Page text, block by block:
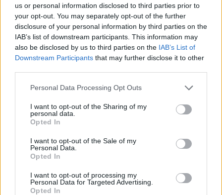
us or personal information disclosed to third parties prior to
your opt-out. You may separately opt-out of the further
disclosure of your personal information by third parties on the
IAB’s list of downstream participants. This information may
also be disclosed by us to third parties on the IAB’s List of
Downstream Participants that may further disclose it to other
Personal Data Processing Opt Outs
I want to opt-out of the Sharing of my
personal data.
Opted In
I want to opt-out of the Sale of my
Personal Data.
Opted In
I want to opt-out of processing my
Personal Data for Targeted Advertising.
Opted In
με COVID στις ΜΕΘ μειώνεται, καταλήγει ο
Ηλίας Μόσιαλος.
Διαβάστε επίσης
Δύο κρούσματα με την υποπαραλλαγή
Όμικρον στην Ελλάδα &#8211; Τι αναφέρει ο
ΕΟΔΥ
Μπουρλά και η νοσταλγία του Κικίλια
Ηλίας Μόσιαλος